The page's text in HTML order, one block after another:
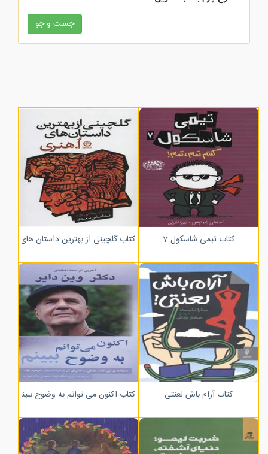
کتاب تیمی شاسکول 7 کتاب گلچینی از بهترین داستان های ا
کتاب آرام باش لعنتی کتاب اکنون می توانم به وضوح ببینم